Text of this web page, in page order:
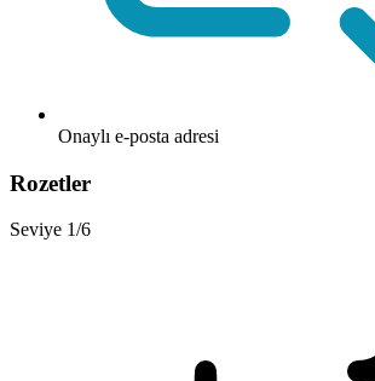
Onaylı e-posta adresi
Rozetler
Seviye 1/6